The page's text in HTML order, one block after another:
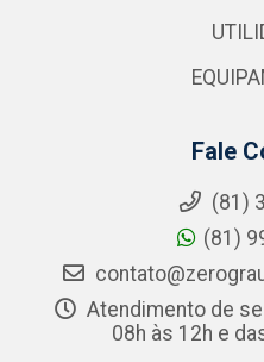
Fale
(81)
(81)
Atendimento de
08h às 12h e